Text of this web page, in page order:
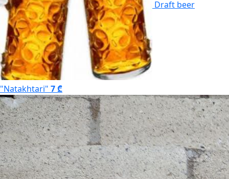
Draft beer
"Natakhtari" 7 ₾